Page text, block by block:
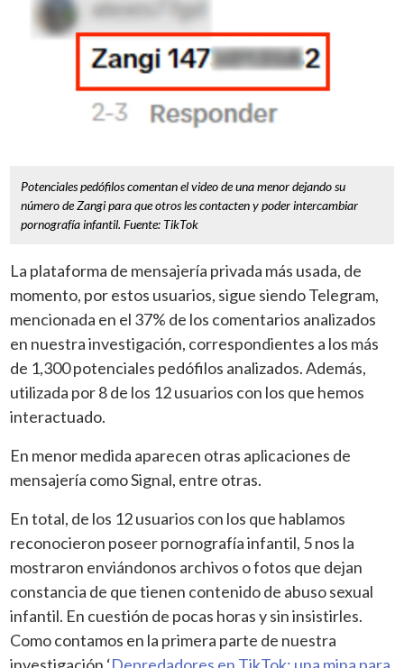
Potenciales pedófilos comentan el video de una menor dejando su
número de Zangi para que otros les contacten y poder intercambiar
pornografía infantil. Fuente: TikTok
La plataforma de mensajería privada más usada, de
momento, por estos usuarios, sigue siendo Telegram,
mencionada en el 37% de los comentarios analizados
en nuestra investigación, correspondientes a los más
de 1,300 potenciales pedófilos analizados. Además,
utilizada por 8 de los 12 usuarios con los que hemos
interactuado.
En menor medida aparecen otras aplicaciones de
mensajería como Signal, entre otras.
En total, de los 12 usuarios con los que hablamos
reconocieron poseer pornografía infantil, 5 nos la
mostraron enviándonos archivos o fotos que dejan
constancia de que tienen contenido de abuso sexual
infantil. En cuestión de pocas horas y sin insistirles.
Como contamos en la primera parte de nuestra